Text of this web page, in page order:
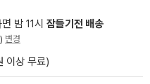
밤 11시 잠들기전 배송
변경
이상 무료)